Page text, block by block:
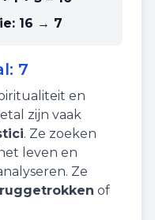
16 → 7
7
en
zijn vaak
. Ze zoeken
leven en
Ze
of